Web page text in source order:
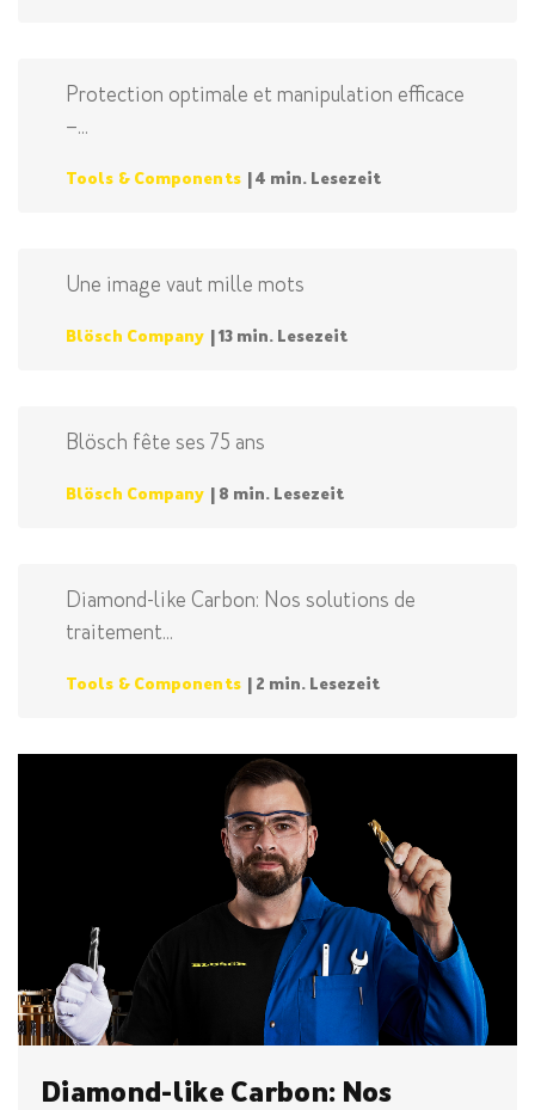
Protection optimale et manipulation efficace
–...
Tools & Components | 4 min. Lesezeit
Une image vaut mille mots
Blösch Company | 13 min. Lesezeit
Blösch fête ses 75 ans
Blösch Company | 8 min. Lesezeit
Diamond-like Carbon: Nos solutions de
traitement...
Tools & Components | 2 min. Lesezeit
Diamond-like Carbon: Nos